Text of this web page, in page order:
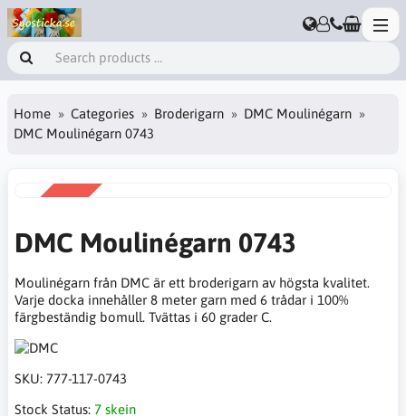
Home Categories Broderigarn
DMC Moulinégarn
DMC Moulinégarn 0743
DMC Moulinégarn 0743
Moulinégarn från DMC är ett broderigarn av högsta kvalitet.
Varje docka innehåller 8 meter garn med 6 trådar i 100%
färgbeständig bomull. Tvättas i 60 grader C.
SKU: 777-117-0743
Stock Status: 7 skein